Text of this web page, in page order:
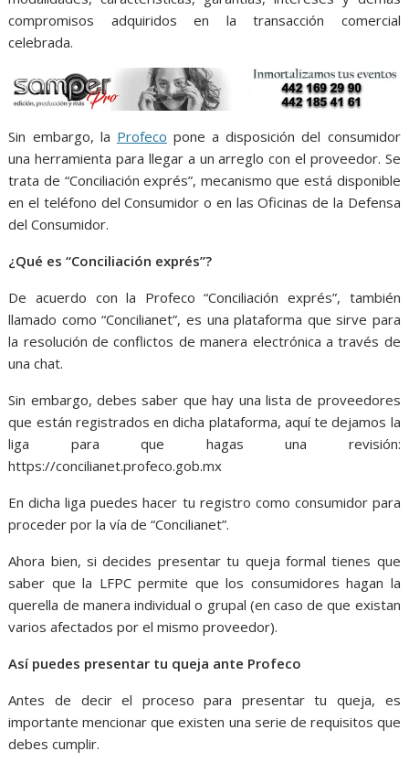
compromisos adquiridos en la transacción comercial
celebrada.
Sin embargo, la Profeco pone a disposición del consumidor
una herramienta para llegar a un arreglo con el proveedor. Se
trata de “Conciliación exprés”, mecanismo que está disponible
en el teléfono del Consumidor o en las Oficinas de la Defensa
del Consumidor.
¿Qué es “Conciliación exprés”?
De acuerdo con la Profeco “Conciliación exprés”, también
llamado como “Concilianet”, es una plataforma que sirve para
la resolución de conflictos de manera electrónica a través de
una chat.
Sin embargo, debes saber que hay una lista de proveedores
que están registrados en dicha plataforma, aquí te dejamos la
liga para que hagas una revisión:
https://concilianet.profeco.gob.mx
En dicha liga puedes hacer tu registro como consumidor para
proceder por la vía de “Concilianet”.
Ahora bien, si decides presentar tu queja formal tienes que
saber que la LFPC permite que los consumidores hagan la
querella de manera individual o grupal (en caso de que existan
varios afectados por el mismo proveedor).
Así puedes presentar tu queja ante Profeco
Antes de decir el proceso para presentar tu queja, es
importante mencionar que existen una serie de requisitos que
debes cumplir.